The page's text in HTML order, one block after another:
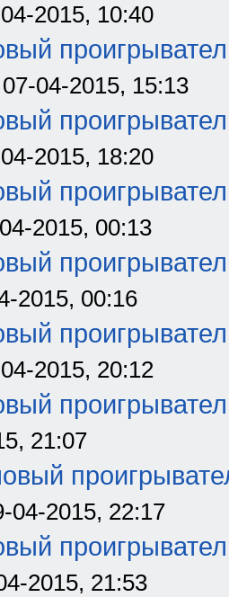
2015, 10:40
04-2015, 15:13
2015, 18:20
2015, 00:13
2015, 00:16
2015, 20:12
21:07
04-2015, 22:17
2015, 21:53